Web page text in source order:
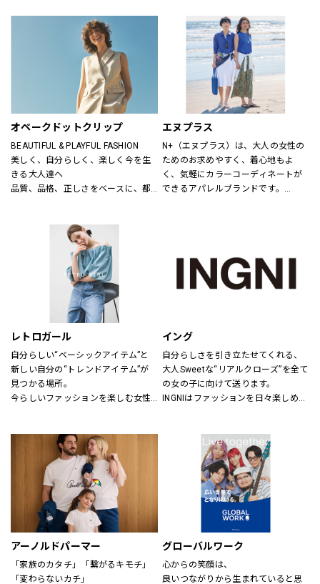
ニットだから、ひたすら心地いい靴
「steppi（ステッピ）」
公式オンラインストア「ONWARD
CROSSET」でお選びいただいた商品
を取り寄せて、店舗にてご試着、ご
購入いただける「クリック&トライ」
も対応しております。
り小物品まで取り揃え、ファッショ
ンをトータルで提案しています。
オペークドットクリップ
BEAUTIFUL & PLAYFUL FASHION
美しく、自分らしく、楽しく今を生
きる大人達へ
品質、品格、正しさをベースに、都
しさとの出会いを提案します
エヌプラス
N+（エヌプラス）は、大人の女性の
ためのお求めやすく、着心地もよ
く、気軽にカラーコーディネートが
できるアパレルブランドです。
レトロガール
自分らしい“ベーシックアイテム”と
新しい自分の“トレンドアイテム”が
見つかる場所。
今らしいファッションを楽しむ女性
イング
自分らしさを引き立たせてくれる、
大人Sweetな“リアルクローズ”を全て
の女の子に向けて送ります。
INGNIはファッションを日々楽しめ
アーノルドパーマー
「家族のカタチ」「繋がるキモチ」
「変わらないカチ」
グローバルワーク
心からの笑顔は、
良いつながりから生まれていると思